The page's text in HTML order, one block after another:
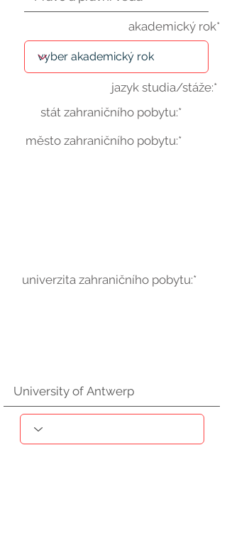
akademický rok*
jazyk studia/stáže:*
stát zahraničního pobytu:*
město zahraničního pobytu:*
univerzita zahraničního pobytu:*